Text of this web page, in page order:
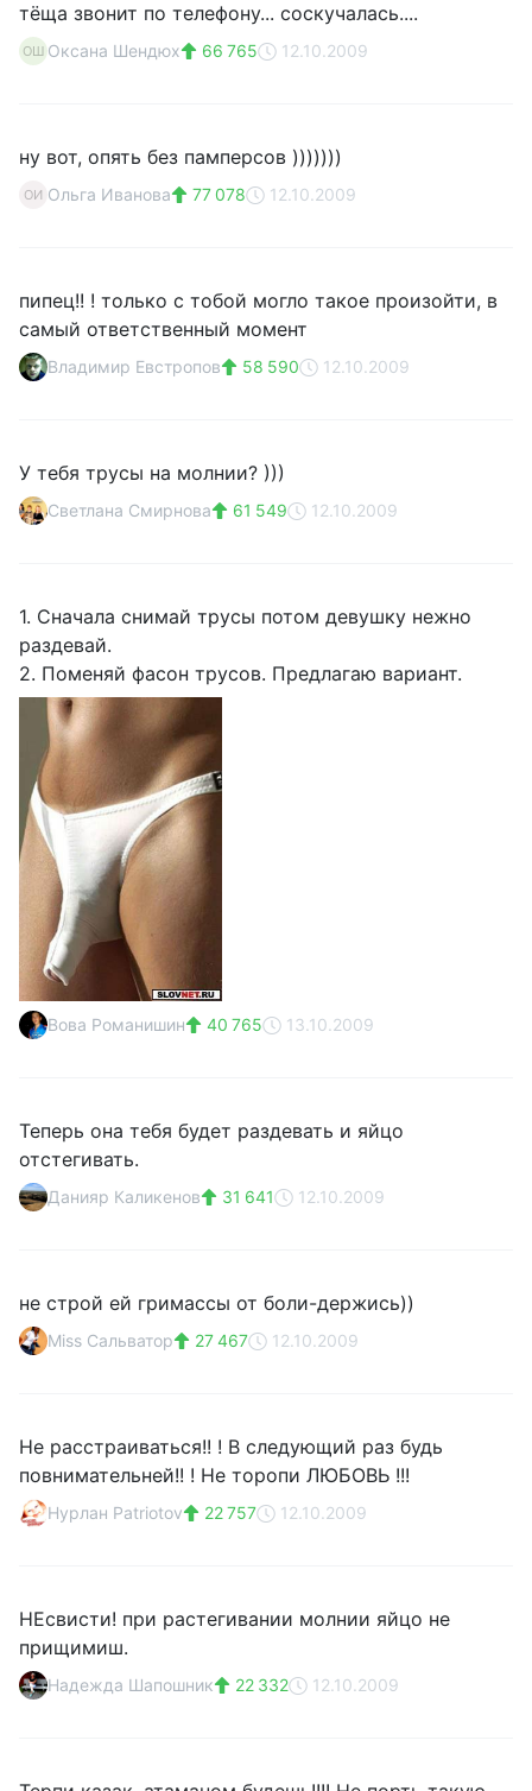
тёща звонит по телефону... соскучалась....
ОШ Оксана Шендюх 66 765 12.10.2009
ну вот, опять без памперсов )))))))
ОИ Ольга Иванова 77 078 12.10.2009
пипец!! ! только с тобой могло такое произойти, в
самый ответственный момент
Владимир Евстропов 58 590 12.10.2009
У тебя трусы на молнии? )))
Светлана Смирнова 61 549 12.10.2009
1. Сначала снимай трусы потом девушку нежно
раздевай.
2. Поменяй фасон трусов. Предлагаю вариант.
Вова Романишин 40 765 13.10.2009
Теперь она тебя будет раздевать и яйцо
отстегивать.
Данияр Каликенов 31 641 12.10.2009
не строй ей гримассы от боли-держись))
Miss Сальватор 27 467 12.10.2009
Не расстраиваться!! ! В следующий раз будь
повнимательней!! ! Не торопи ЛЮБОВЬ !!!
Нурлан Patriotov 22 757 12.10.2009
НЕсвисти! при растегивании молнии яйцо не
прищимиш.
Надежда Шапошник 22 332 12.10.2009